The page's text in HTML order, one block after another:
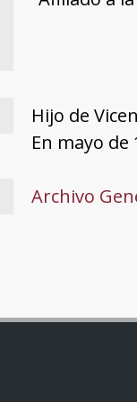
Hijo de
En mayo
Archivo